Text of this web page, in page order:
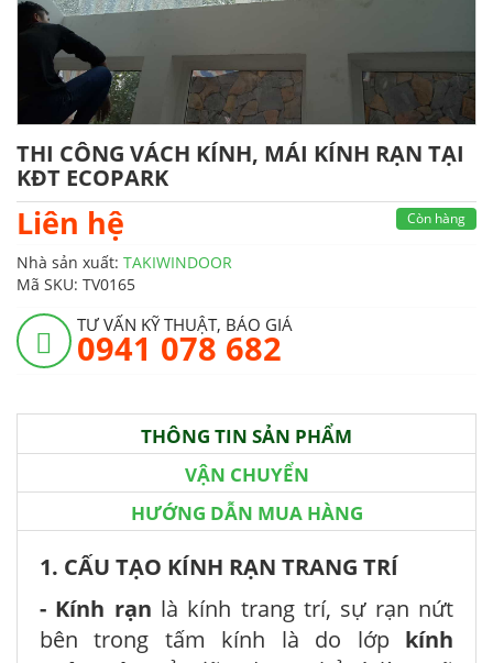
THI CÔNG VÁCH KÍNH, MÁI KÍNH RẠN TẠI
KĐT ECOPARK
Liên hệ Còn hàng
Nhà sản xuất: TAKIWINDOOR
Mã SKU: TV0165
TƯ VẤN KỸ THUẬT, BÁO GIÁ
0941 078 682
THÔNG TIN SẢN PHẨM
VẬN CHUYỂN
HƯỚNG DẪN MUA HÀNG
1. CẤU TẠO KÍNH RẠN TRANG TRÍ
- Kính rạn là kính trang trí, sự rạn nứt
bên trong tấm kính là do lớp kính